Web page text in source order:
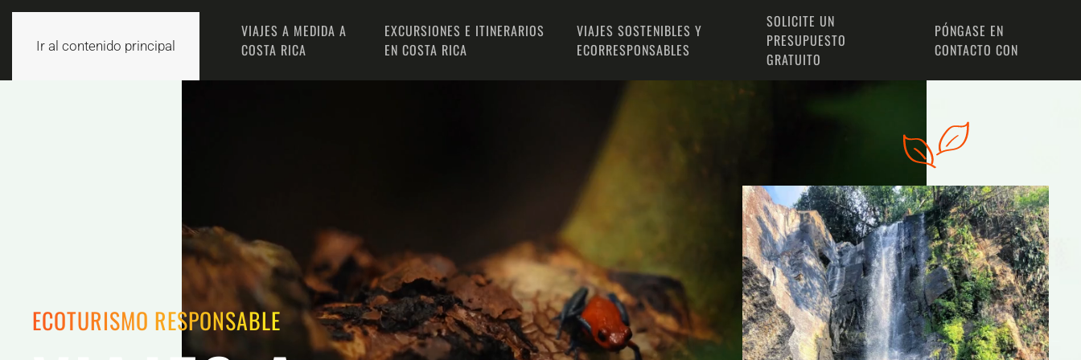
Ir al contenido principal
INICIO
MORPHO
VIAJES A MEDIDA A
COSTA RICA
EXCURSIONES E ITINERARIOS
EN COSTA RICA
VIAJES SOSTENIBLES Y
ECORRESPONSABLES
SOLICITE UN
PRESUPUESTO
GRATUITO
PÓNGASE EN
CONTACTO CON
ECOTURISMO RESPONSABLE